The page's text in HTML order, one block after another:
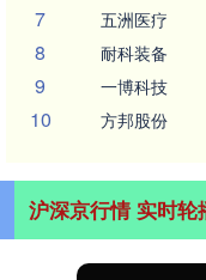
7 五洲医疗
8 耐科装备
9 一博科技
10 方邦股份
沪深京行情 实时轮